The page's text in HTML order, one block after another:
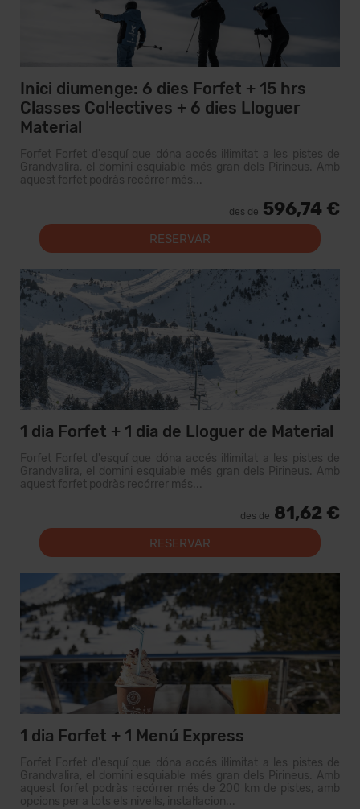
Inici diumenge: 6 dies Forfet + 15 hrs
Classes Col·lectives + 6 dies Lloguer
Material
Forfet Forfet d'esquí que dóna accés il·limitat a les pistes de
Grandvalira, el domini esquiable més gran dels Pirineus. Amb
aquest forfet podràs recórrer més...
des de 596,74 €
RESERVAR
1 dia Forfet + 1 dia de Lloguer de Material
Forfet Forfet d'esquí que dóna accés il·limitat a les pistes de
Grandvalira, el domini esquiable més gran dels Pirineus. Amb
aquest forfet podràs recórrer més...
des de 81,62 €
RESERVAR
1 dia Forfet + 1 Menú Express
Forfet Forfet d'esquí que dóna accés il·limitat a les pistes de
Grandvalira, el domini esquiable més gran dels Pirineus. Amb
aquest forfet podràs recórrer més de 200 km de pistes, amb
opcions per a tots els nivells, instal·lacion...